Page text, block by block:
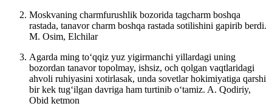
Moskvaning charmfurushlik bozorida tagcharm boshqa
rastada, tanavor charm boshqa rastada sotilishini gapirib berdi.
M. Osim, Elchilar
Agarda ming toʻqqiz yuz yigirmanchi yillardagi uning
bozordan tanavor topolmay, ishsiz, och qolgan vaqtlaridagi
ahvoli ruhiyasini xotirlasak, unda sovetlar hokimiyatiga qarshi
bir kek tugʻilgan davriga ham turtinib oʻtamiz. A. Qodiriy,
Obid ketmon